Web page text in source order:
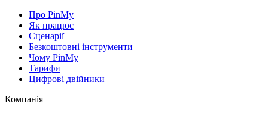
Про PinMy
Як працює
Сценарії
Безкоштовні інструменти
Чому PinMy
Тарифи
Цифрові двійники
Компанія